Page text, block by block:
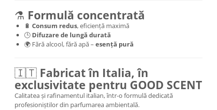
⚗️ Formulă concentrată
🔋 Consum redus, eficiență maximă
🕒 Difuzare de lungă durată
🌍 Fără alcool, fără apă – esență pură
🇮🇹 Fabricat în Italia, în
exclusivitate pentru GOOD SCENT
Calitatea și rafinamentul italian, într-o formulă dedicată
profesioniștilor din parfumarea ambientală.